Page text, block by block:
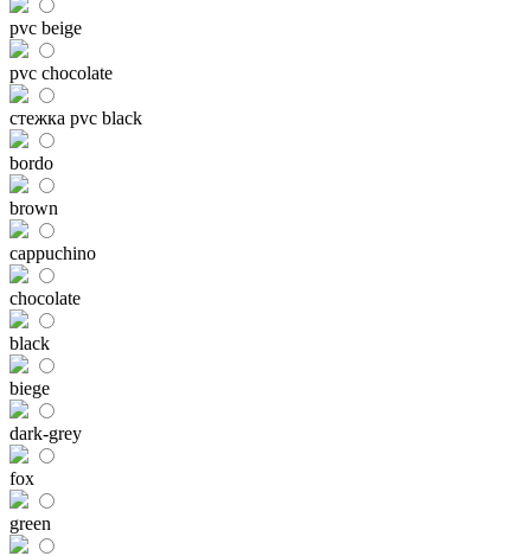
pvc beige
pvc chocolate
стежка pvc black
bordo
brown
cappuchino
chocolate
black
biege
dark-grey
fox
green